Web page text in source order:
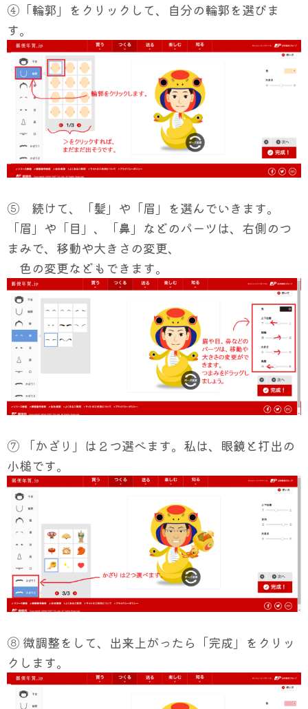
④「輪郭」をクリックして、自分の輪郭を選びま
す。
⑤ 続けて、「髪」や「眉」を選んでいきます。
「眉」や「目」、「鼻」などのパーツは、右側のつ
まみで、移動や大きさの変更、
色の変更などもできます。
⑦ 「かざり」は２つ選べます。私は、眼鏡と打出の
小槌です。
⑧ 微調整をして、出来上がったら「完成」をクリッ
クします。